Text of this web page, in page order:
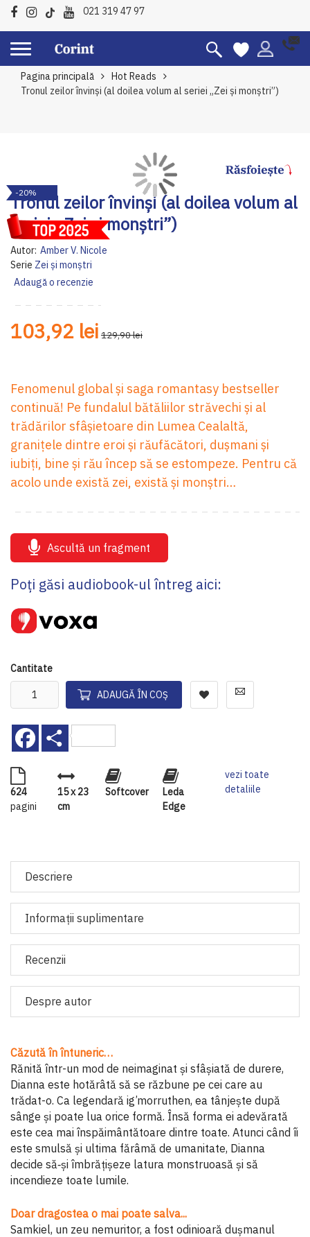
021 319 47 97
Pagina principală
Hot Reads
Tronul zeilor învinși (al doilea volum al seriei „Zei și monștri”)
Tronul zeilor învinși (al doilea volum al
seriei „Zei și monștri”)
Autor: Amber V. Nicole
Serie Zei și monștri
Adaugă o recenzie
103,92 lei 129,90 lei
Fenomenul global și saga romantasy bestseller
continuă! Pe fundalul bătăliilor străvechi și al
trădărilor sfâșietoare din Lumea Cealaltă,
granițele dintre eroi și răufăcători, dușmani și
iubiți, bine și rău încep să se estompeze. Pentru că
acolo unde există zei, există și monștri…
Ascultă un fragment
Poți găsi audiobook-ul întreg aici:
Cantitate
ADAUGĂ ÎN COȘ
Facebook
624
pagini
15 x 23
cm
Softcover
Leda
Edge
vezi toate
detaliile
to
the
end
of
the
images
gallery
-20%
Descriere
Informaţii suplimentare
Recenzii
Despre autor
Căzută în întuneric…
Rănită într-un mod de neimaginat și sfâșiată de durere,
Dianna este hotărâtă să se răzbune pe cei care au
trădat-o. Ca legendară ig’morruthen, ea tânjește după
sânge și poate lua orice formă. Însă forma ei adevărată
este cea mai înspăimântătoare dintre toate. Atunci când îi
este smulsă și ultima fărâmă de umanitate, Dianna
decide să‑și îmbrățișeze latura monstruoasă și să
incendieze toate lumile.
Doar dragostea o mai poate salva...
Samkiel, un zeu nemuritor, a fost odinioară dușmanul